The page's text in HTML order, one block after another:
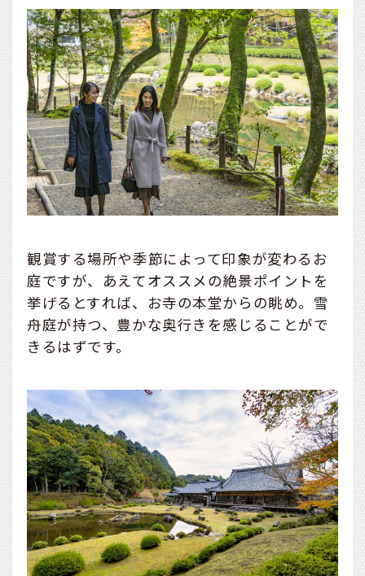
観賞する場所や季節によって印象が変わるお
庭ですが、あえてオススメの絶景ポイントを
挙げるとすれば、お寺の本堂からの眺め。雪
舟庭が持つ、豊かな奥行きを感じることがで
きるはずです。